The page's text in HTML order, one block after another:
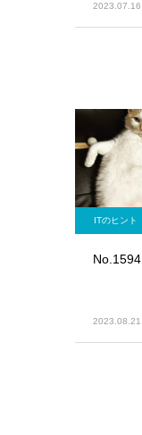
2023.07.16
ITのヒント
2023.08.21